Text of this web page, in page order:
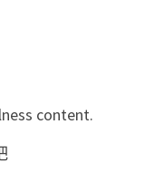
content.